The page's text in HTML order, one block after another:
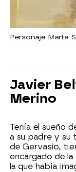
Personaje Marta
Javier
Merino
Tenía el sueño
a su padre y su
de Gervasio,
encargado de
la que había